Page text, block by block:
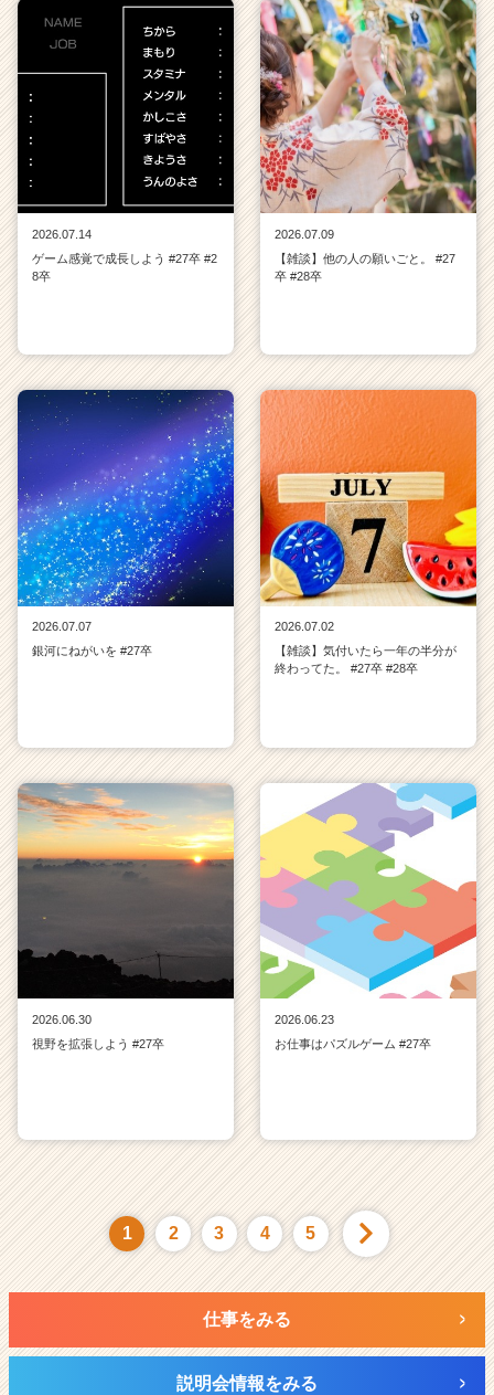
2026.07.14
ゲーム感覚で成長しよう #27卒 #2
8卒
2026.07.09
【雑談】他の人の願いごと。 #27
卒 #28卒
2026.07.07
銀河にねがいを #27卒
2026.07.02
【雑談】気付いたら一年の半分が
終わってた。 #27卒 #28卒
2026.06.30
視野を拡張しよう #27卒
2026.06.23
お仕事はパズルゲーム #27卒
1 2 3 4 5
仕事をみる
説明会情報をみる